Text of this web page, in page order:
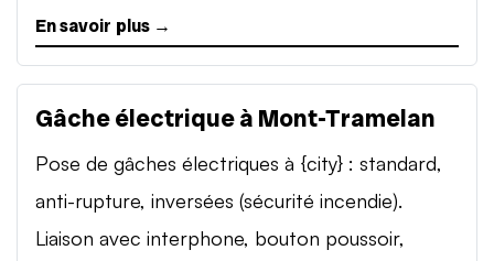
En savoir plus →
Gâche électrique à Mont-Tramelan
Pose de gâches électriques à {city} : standard,
anti-rupture, inversées (sécurité incendie).
Liaison avec interphone, bouton poussoir,